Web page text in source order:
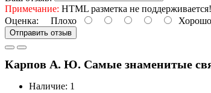
Примечание: HTML разметка не
Оценка: Плохо Хорошо
Отправить отзыв
Карпов А. Ю. Самые знаменитые
Наличие: 1